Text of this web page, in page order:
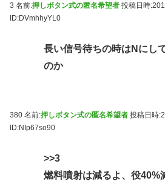
3 名前:押しボタン式の匿名希望者 投稿日時
ID:DVmhhyYL0
長い信号待ちの時はNにし
のか
380 名前:押しボタン式の匿名希望者 投稿日時
ID:NIp67so90
>>3
燃料噴射は減るよ、役40%